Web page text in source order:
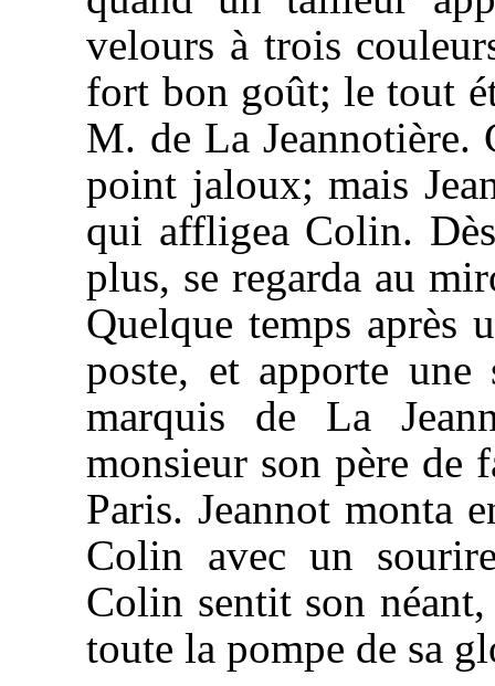
velours à trois
fort bon goût; le tout
M. de La
point jaloux; mais
qui affligea Colin.
plus, se regarda au
Quelque temps après
poste, et apporte
marquis de La
monsieur son père de
Paris. Jeannot monta
Colin avec un
Colin sentit son
toute la pompe de sa